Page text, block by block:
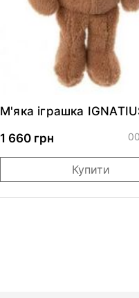
М'яка іграшка
1 660 грн
Купити